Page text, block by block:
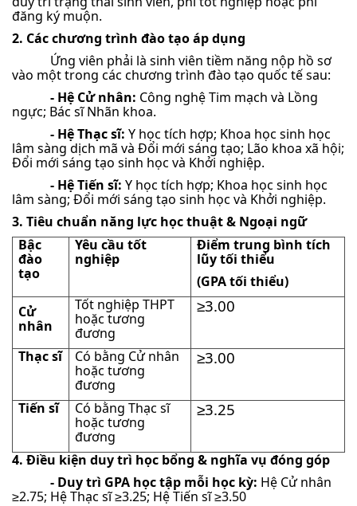
đăng ký muộn.
2. Các chương trình đào tạo áp dụng
Ứng viên phải là sinh viên tiềm năng nộp hồ sơ
vào một trong các chương trình đào tạo quốc tế sau:
- Hệ Cử nhân: Công nghệ Tim mạch và Lồng
ngực; Bác sĩ Nhãn khoa.
- Hệ Thạc sĩ: Y học tích hợp; Khoa học sinh học
lâm sàng dịch mã và Đổi mới sáng tạo; Lão khoa xã hội;
Đổi mới sáng tạo sinh học và Khởi nghiệp.
- Hệ Tiến sĩ: Y học tích hợp; Khoa học sinh học
lâm sàng; Đổi mới sáng tạo sinh học và Khởi nghiệp.
3. Tiêu chuẩn năng lực học thuật & Ngoại ngữ
Bậc
đào
tạo
Yêu cầu tốt
nghiệp
Điểm trung bình tích
lũy tối thiểu
(GPA tối thiểu)
Cử
nhân
Tốt nghiệp THPT
hoặc tương
đương
≥3.00
Thạc sĩ
Có bằng Cử nhân
hoặc tương
đương
≥3.00
Tiến sĩ
Có bằng Thạc sĩ
hoặc tương
đương
≥3.25
4. Điều kiện duy trì học bổng & nghĩa vụ đóng góp
- Duy trì GPA học tập mỗi học kỳ: Hệ Cử nhân
≥2.75; Hệ Thạc sĩ ≥3.25; Hệ Tiến sĩ ≥3.50